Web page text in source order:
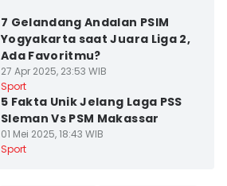
7 Gelandang Andalan PSIM
Yogyakarta saat Juara Liga 2,
Ada Favoritmu?
27 Apr 2025, 23:53 WIB
Sport
5 Fakta Unik Jelang Laga PSS
Sleman Vs PSM Makassar
01 Mei 2025, 18:43 WIB
Sport